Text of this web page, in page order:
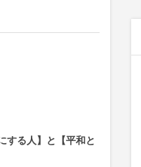
する人】と【平和と